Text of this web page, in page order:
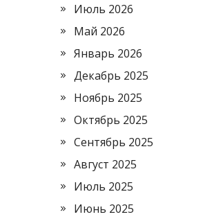
Июль 2026
Май 2026
Январь 2026
Декабрь 2025
Ноябрь 2025
Октябрь 2025
Сентябрь 2025
Август 2025
Июль 2025
Июнь 2025